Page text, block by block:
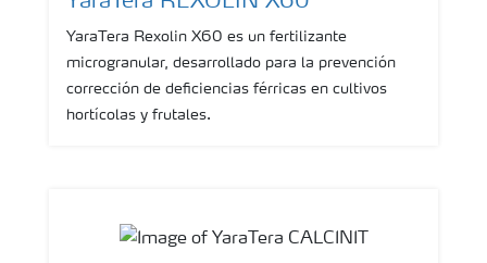
YaraTera Rexolin X60 es un fertilizante
microgranular, desarrollado para la prevención
corrección de deficiencias férricas en cultivos
hortícolas y frutales.